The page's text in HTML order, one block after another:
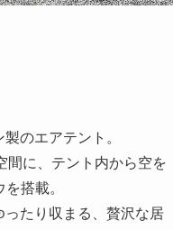
のエアテント。
間に、テント内から空を
搭載。
たり収まる、贅沢な居